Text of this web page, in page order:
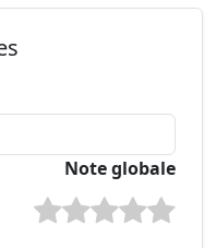
Note globale